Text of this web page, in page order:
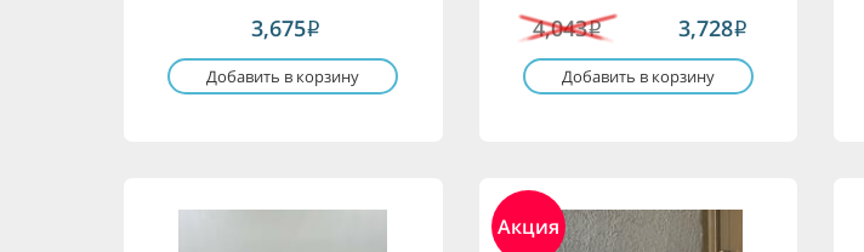
3,675i
Добавить в корзину
4,043i 3,728i
Добавить в корзину
Акция